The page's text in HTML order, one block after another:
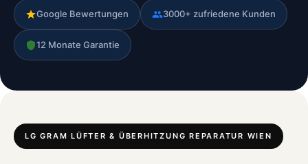
Google Bewertungen 3000+ zufriedene Kunden
12 Monate Garantie
LG GRAM LÜFTER & ÜBERHITZUNG REPARATUR WIEN